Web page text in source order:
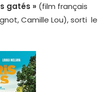
gatés » (film français
Camille Lou), sorti le